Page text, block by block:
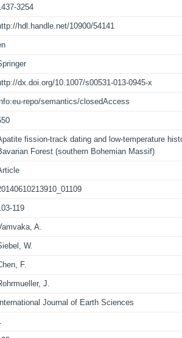
3254
hdl.handle.net/10900/54141
dx.doi.org/10.1007/s00531-013-0945-x
repo/semantics/closedAccess
fission-track dating and low-temperature
Forest (southern Bohemian Massif)
119
A.
W.
F.
J.
International Journal of Earth Sciences